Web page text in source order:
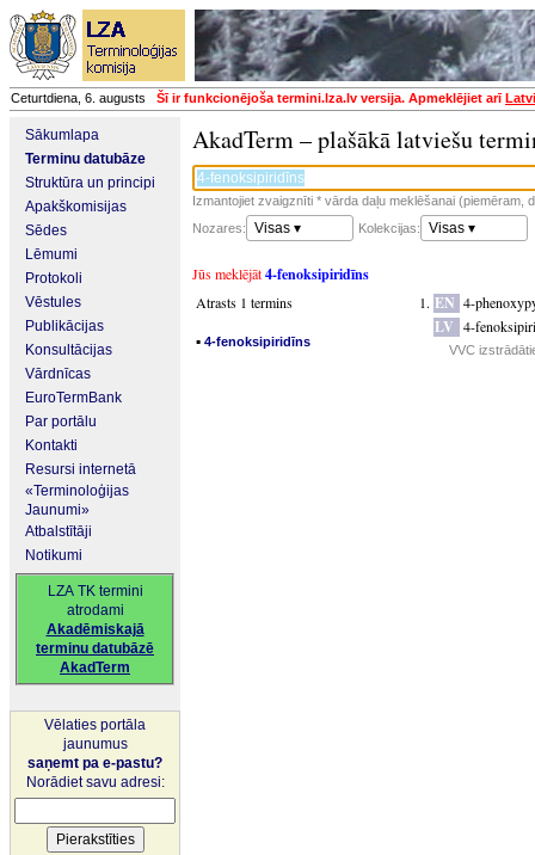
Ceturtdiena, 6. augusts Šī ir funkcionējoša termini.lza.lv versija. Apmeklējiet arī
Sākumlapa
Terminu datubāze
Struktūra un principi
Apakškomisijas
Sēdes
Lēmumi
Protokoli
Vēstules
Publikācijas
Konsultācijas
Vārdnīcas
EuroTermBank
Par portālu
Kontakti
Resursi internetā
«Terminoloģijas
Jaunumi»
Atbalstītāji
Notikumi
LZA TK termini
atrodami
Akadēmiskajā
terminu datubāzē
AkadTerm
Vēlaties portāla
jaunumus
saņemt pa e-pastu?
Norādiet savu adresi:
AkadTerm – plašākā latviešu
Izmantojiet zvaigznīti * vārda daļu meklēšanai (piemēram,
Nozares:
Visas ▾ Kolekcijas: Visas ▾
Jūs meklējāt4-fenoksipiridīns
Atrasts 1 termins
▪ 4-fenoksipiridīns
EN 4-
LV 4-
VVC